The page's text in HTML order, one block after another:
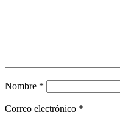
Nombre *
Correo electrónico *